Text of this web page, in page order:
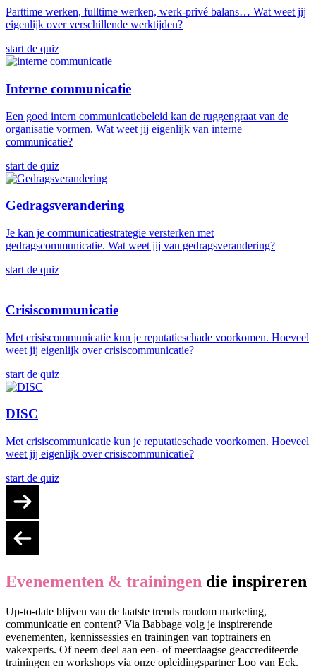
Parttime werken, fulltime werken, werk-privé balans… Wat weet jij
eigenlijk over verschillende werktijden?
start de quiz
Interne communicatie
Een goed intern communicatiebeleid kan de ruggengraat van de
organisatie vormen. Wat weet jij eigenlijk van interne
communicatie?
start de quiz
Gedragsverandering
Je kan je communicatiestrategie versterken met
gedragscommunicatie. Wat weet jij van gedragsverandering?
start de quiz
Crisiscommunicatie
Met crisiscommunicatie kun je reputatieschade voorkomen. Hoeveel
weet jij eigenlijk over crisiscommunicatie?
start de quiz
DISC
Met crisiscommunicatie kun je reputatieschade voorkomen. Hoeveel
weet jij eigenlijk over crisiscommunicatie?
start de quiz
Evenementen & trainingen die inspireren
Up-to-date blijven van de laatste trends rondom marketing,
communicatie en content? Via Babbage volg je inspirerende
evenementen, kennissessies en trainingen van toptrainers en
vakexperts. Of neem deel aan een- of meerdaagse geaccrediteerde
trainingen en workshops via onze opleidingspartner Loo van Eck.